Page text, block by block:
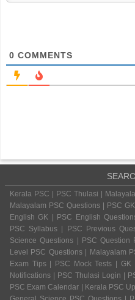
0 COMMENTS
Kerala PSC | PSC Thulasi |
Malayalam PSC Questions | PSC
English GK | PSC English
PSC Syllabus | PSC Previous
Science Questions | PSC
Level PSC Questions | Malayalam
Exam Tips | PSC Mock Tests |
Notifications | PSC Thulasi Login |
PSC Exam Calendar | Kerala PSC